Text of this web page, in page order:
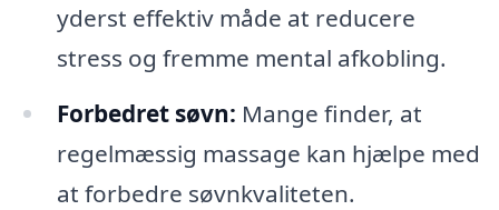
yderst effektiv måde at reducere
stress og fremme mental afkobling.
Forbedret søvn: Mange finder, at
regelmæssig massage kan hjælpe med
at forbedre søvnkvaliteten.